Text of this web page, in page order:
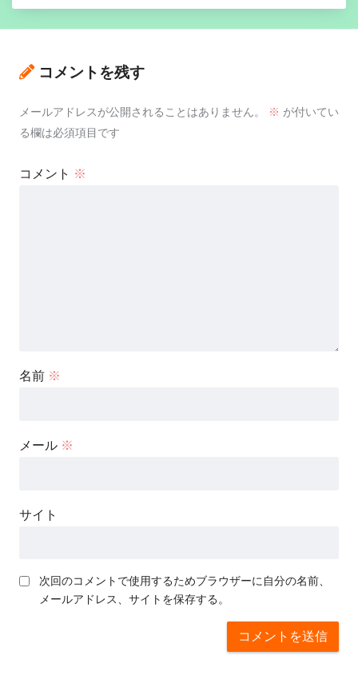
コメントを残す
メールアドレスが公開されることはありません。 ※ が付いてい
る欄は必須項目です
コメント ※
名前 ※
メール ※
サイト
次回のコメントで使用するためブラウザーに自分の名前、
メールアドレス、サイトを保存する。